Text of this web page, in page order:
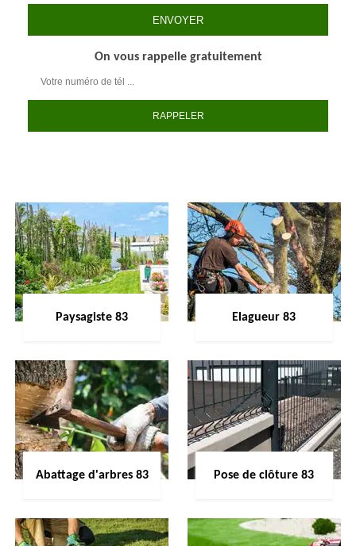
On vous rappelle gratuitement
Paysagiste 83 Elagueur 83
Abattage d'arbres 83 Pose de clôture 83